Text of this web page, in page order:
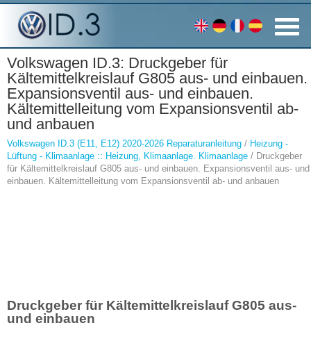
Volkswagen ID.3: Druckgeber für
Kältemittelkreislauf G805 aus- und einbauen.
Expansionsventil aus- und einbauen.
Kältemittelleitung vom Expansionsventil ab-
und anbauen
Volkswagen ID.3 (E11, E12) 2020-2026 Reparaturanleitung / Heizung -
Lüftung - Klimaanlage :: Heizung, Klimaanlage. Klimaanlage / Druckgeber
für Kältemittelkreislauf G805 aus- und einbauen. Expansionsventil aus- und
einbauen. Kältemittelleitung vom Expansionsventil ab- und anbauen
Druckgeber für Kältemittelkreislauf G805 aus-
und einbauen